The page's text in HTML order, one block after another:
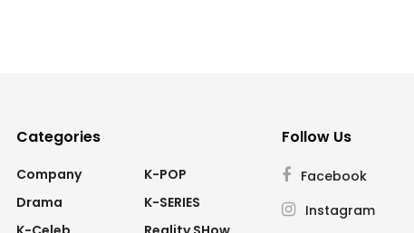
Categories
Company
Drama
K-POP
K-SERIES
Follow Us
Facebook
Instagram